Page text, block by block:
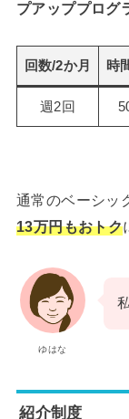
プアッププログ
回数/2か月 時
週2回
通常のベーシッ
13万円もおトク
ゆはな
紹介制度